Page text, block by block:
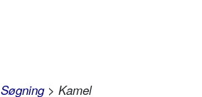
Søgning> Kamel